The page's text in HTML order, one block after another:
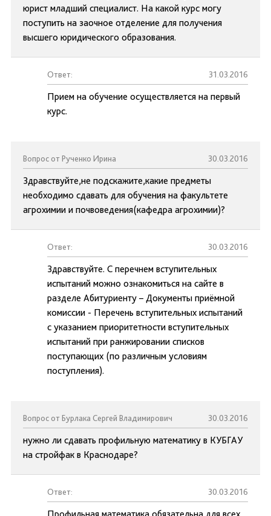
юрист младший специалист. На какой курс могу
поступить на заочное отделение для получения
высшего юридического образования.
Ответ: 31.03.2016
Прием на обучение осуществляется на первый
курс.
Вопрос от Рученко Ирина 30.03.2016
Здравствуйте,не подскажите,какие предметы
необходимо сдавать для обучения на факультете
агрохимии и почвоведения(кафедра агрохимии)?
Ответ: 30.03.2016
Здравствуйте. С перечнем вступительных
испытаний можно ознакомиться на сайте в
разделе Абитуриенту – Документы приёмной
комиссии - Перечень вступительных испытаний
с указанием приоритетности вступительных
испытаний при ранжировании списков
поступающих (по различным условиям
поступления).
Вопрос от Бурлака Сергей Владимирович 30.03.2016
нужно ли сдавать профильную математику в КУБГАУ
на стройфак в Краснодаре?
Ответ: 30.03.2016